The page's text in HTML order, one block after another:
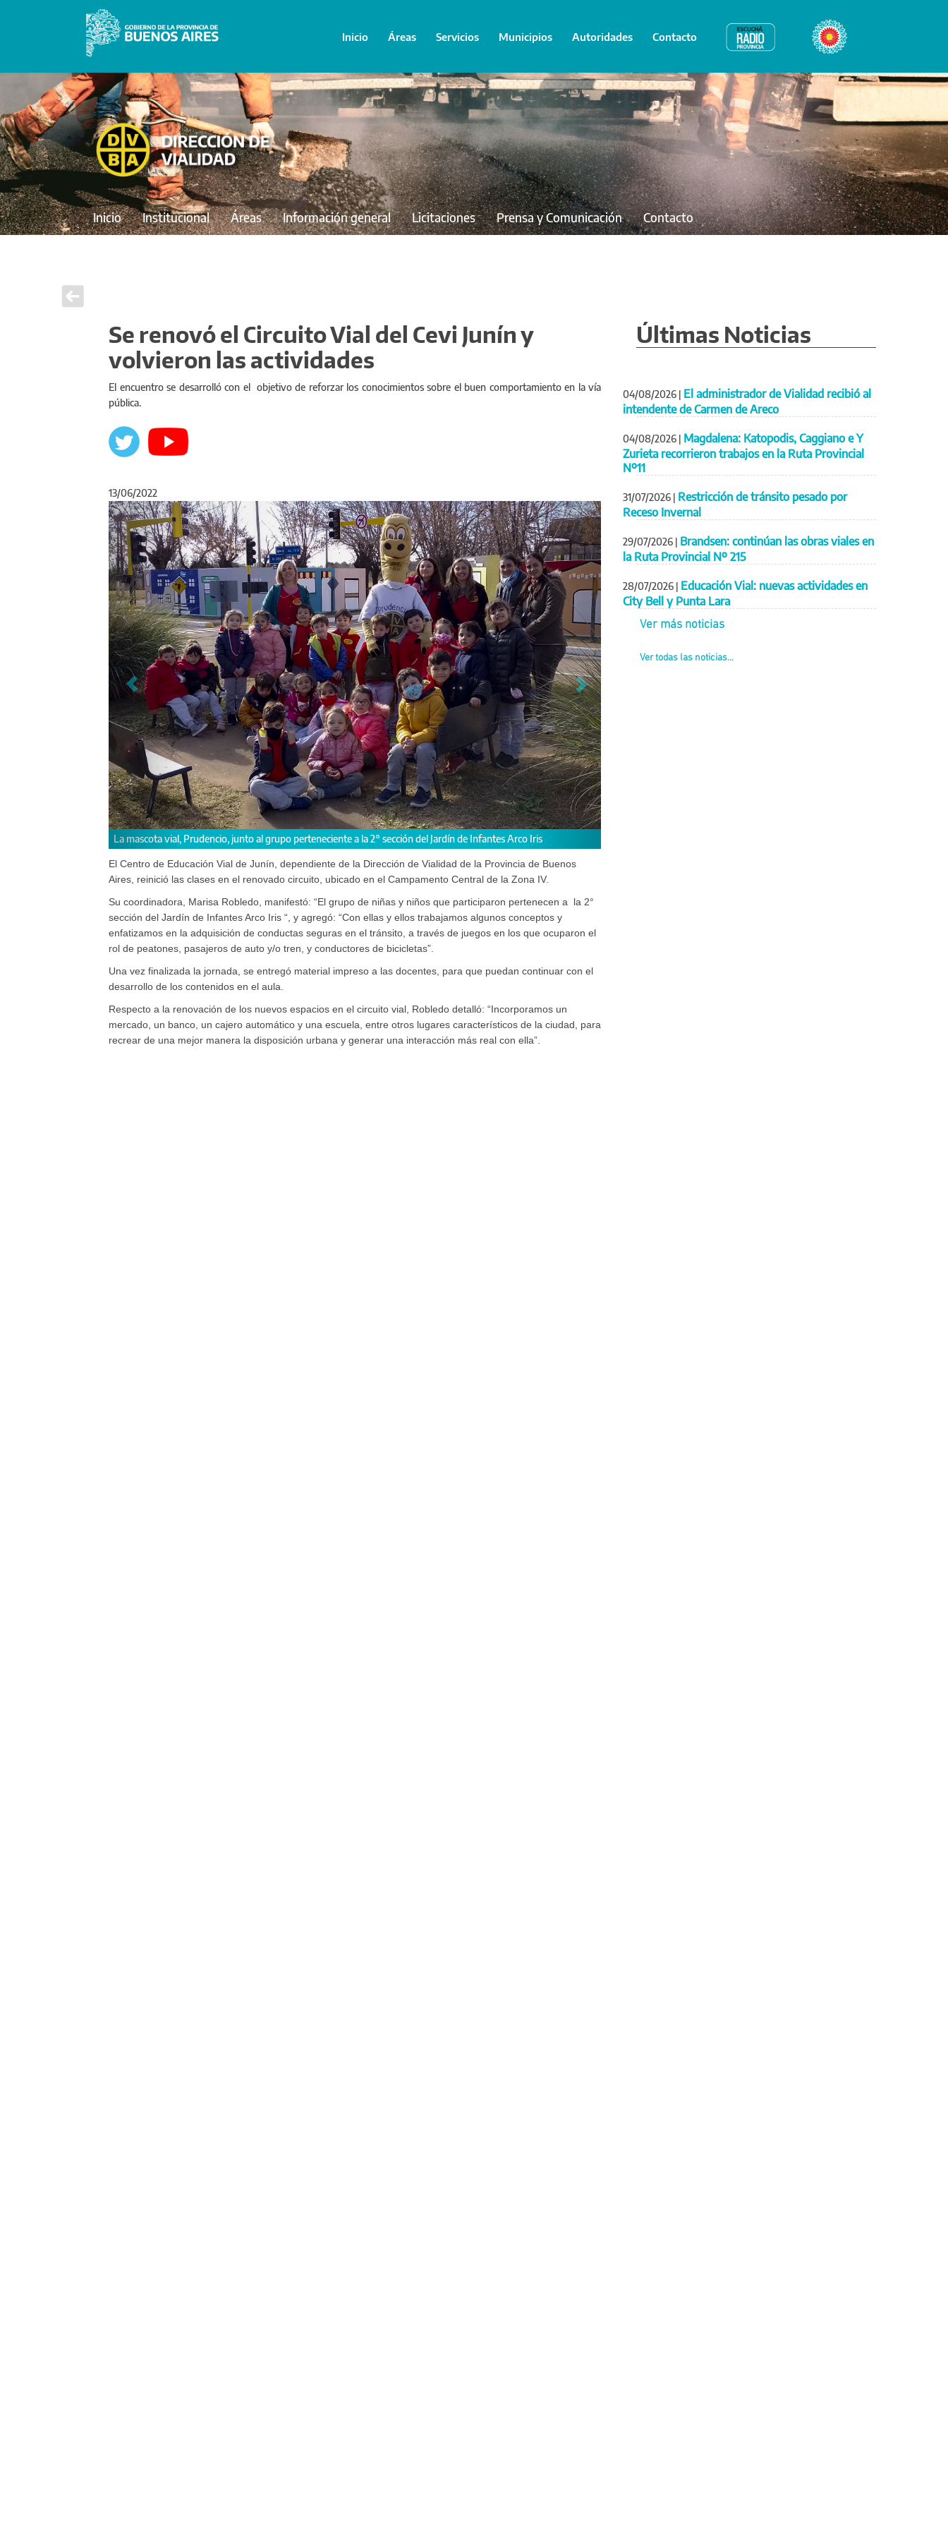
Inicio Áreas Servicios Municipios Autoridades Contacto Radio Provincia Bicentenario
Inicio Institucional Áreas Información general Licitaciones Prensa y Comunicación Contacto
Se renovó el Circuito Vial del Cevi Junín y
volvieron las actividades
El encuentro se desarrolló con el objetivo de reforzar los conocimientos sobre el buen comportamiento en la vía
pública.
13/06/2022
2° sección del Jardín de Infantes Arco Iris La coordinadora del Centro Vial, junto al grupo de niñas y niños, recorriendo el circuito.
Anterior Siguiente
El Centro de Educación Vial de Junín, dependiente de la Dirección de Vialidad de la Provincia de Buenos
Aires, reinició las clases en el renovado circuito, ubicado en el Campamento Central de la Zona IV.
Su coordinadora, Marisa Robledo, manifestó: “El grupo de niñas y niños que participaron pertenecen a la 2°
sección del Jardín de Infantes Arco Iris “, y agregó: “Con ellas y ellos trabajamos algunos conceptos y
enfatizamos en la adquisición de conductas seguras en el tránsito, a través de juegos en los que ocuparon el
rol de peatones, pasajeros de auto y/o tren, y conductores de bicicletas”.
Una vez finalizada la jornada, se entregó material impreso a las docentes, para que puedan continuar con el
desarrollo de los contenidos en el aula.
Respecto a la renovación de los nuevos espacios en el circuito vial, Robledo detalló: “Incorporamos un
mercado, un banco, un cajero automático y una escuela, entre otros lugares característicos de la ciudad, para
recrear de una mejor manera la disposición urbana y generar una interacción más real con ella”.
Últimas Noticias
04/08/2026 | El administrador de Vialidad recibió al
intendente de Carmen de Areco
04/08/2026 | Magdalena: Katopodis, Caggiano e Y
Zurieta recorrieron trabajos en la Ruta Provincial
Nº11
31/07/2026 | Restricción de tránsito pesado por
Receso Invernal
29/07/2026 | Brandsen: continúan las obras viales en
la Ruta Provincial Nº 215
28/07/2026 | Educación Vial: nuevas actividades en
City Bell y Punta Lara
Ver más noticias
Ver todas las noticias...